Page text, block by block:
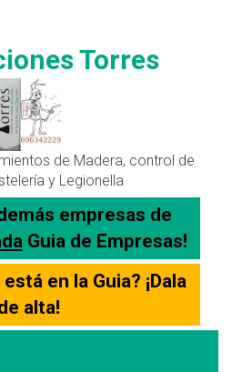
Torres
de Madera, control de
y Legionella
empresas de
Guia de Empresas!
en la Guia? ¡Dala
alta!